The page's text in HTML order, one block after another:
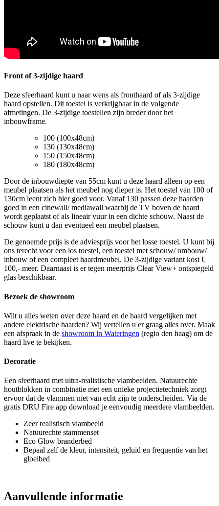
Front of 3-zijdige haard
Deze sfeerhaard kunt u naar wens als fronthaard of als 3-zijdige
haard opstellen. Dit toestel is verkrijgbaar in de volgende
afmetingen. De 3-zijdige toestellen zijn breder door het
inbouwframe.
100 (100x48cm)
130 (130x48cm)
150 (150x48cm)
180 (180x48cm)
Door de inbouwdiepte van 55cm kunt u deze haard alleen op een
meubel plaatsen als het meubel nog dieper is. Het toestel van 100 of
130cm leent zich hier goed voor. Vanaf 130 passen deze haarden
goed in een cinewall/ mediawall waarbij de TV boven de haard
wordt geplaatst of als lineair vuur in een dichte schouw. Naast de
schouw kunt u dan eventueel een meubel plaatsen.
De genoemde prijs is de adviesprijs voor het losse toestel. U kunt bij
ons terecht voor een los toestel, een toestel met schouw/ ombouw/
inbouw of een compleet haardmeubel. De 3-zijdige variant kost €
100,- meer. Daarnaast is er tegen meerprijs Clear View+ ontspiegeld
glas beschikbaar.
Bezoek de showroom
Wilt u alles weten over deze haard en de haard vergelijken met
andere elektrische haarden? Wij vertellen u er graag alles over. Maak
een afspraak in de showroom in Wateringen (regio den haag) om de
haard live te bekijken.
Decoratie
Een sfeerhaard met ultra-realistische vlambeelden. Natuurechte
houtblokken in combinatie met een unieke projectietechniek zorgt
ervoor dat de vlammen niet van echt zijn te onderscheiden. Via de
gratis DRU Fire app download je eenvoudig meerdere vlambeelden.
Zeer realistisch vlambeeld
Natuurechte stammenset
Eco Glow branderbed
Bepaal zelf de kleur, intensiteit, geluid en frequentie van het
gloeibed
Aanvullende informatie